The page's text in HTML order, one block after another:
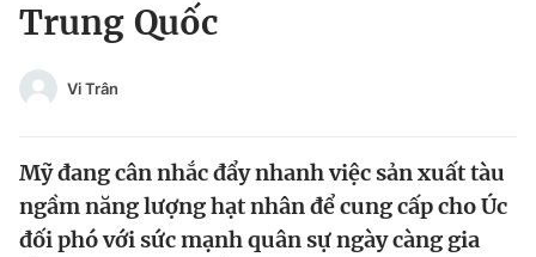
Chào ngày mới
Video Magazine
Tin đã xem
Đăng xuất
Trung Quốc
Vi Trân
Mỹ đang cân nhắc đẩy nhanh việc sản xuất tàu
ngầm năng lượng hạt nhân để cung cấp cho Úc
đối phó với sức mạnh quân sự ngày càng gia